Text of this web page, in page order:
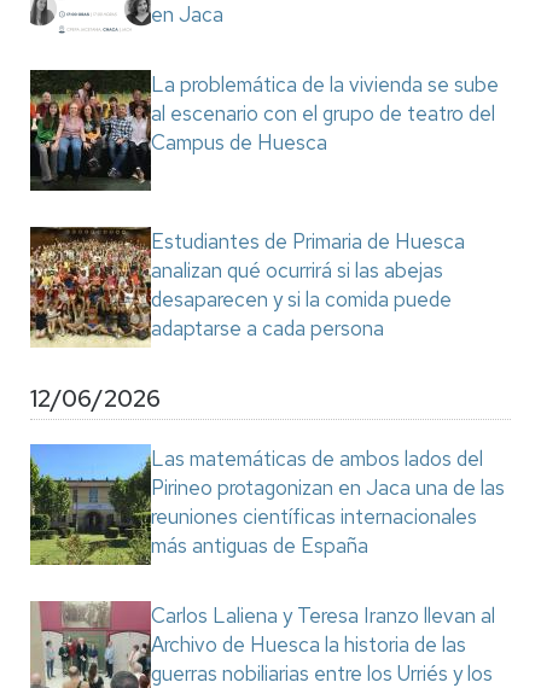
en Jaca
La problemática de la vivienda se sube
al escenario con el grupo de teatro del
Campus de Huesca
Estudiantes de Primaria de Huesca
analizan qué ocurrirá si las abejas
desaparecen y si la comida puede
adaptarse a cada persona
12/06/2026
Las matemáticas de ambos lados del
Pirineo protagonizan en Jaca una de las
reuniones científicas internacionales
más antiguas de España
Carlos Laliena y Teresa Iranzo llevan al
Archivo de Huesca la historia de las
guerras nobiliarias entre los Urriés y los